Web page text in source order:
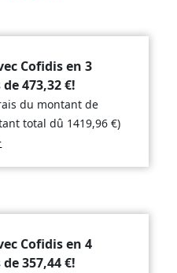
Cofidis en 3
de473,32€!
du montant de
total dû 1419,96€)
Cofidis en 4
de357,44€!